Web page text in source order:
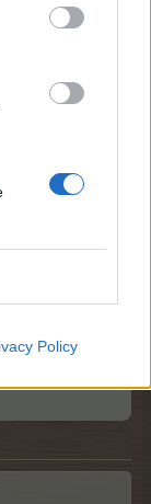
Policy
en las